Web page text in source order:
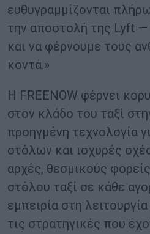
ευθυγραμμίζονται
την αποστολή της Lyft
και να φέρνουμε τους
κοντά.»
Η FREENOW φέρνει
στον κλάδο του ταξί
προηγμένη τεχνολογία
στόλων και ισχυρές
αρχές, θεσμικούς
στόλου ταξί σε κάθε
εμπειρία στη
τις στρατηγικές που